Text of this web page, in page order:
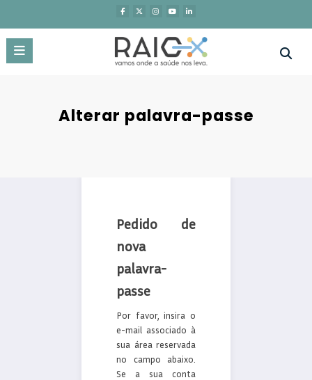
o
conteúdo
Alterar palavra-passe
Pedido de
nova
palavra-
passe
Por favor, insira o
e-mail associado à
sua área reservada
no campo abaixo.
Se a sua conta